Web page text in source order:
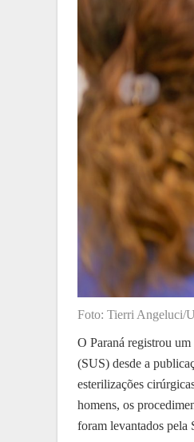
Foto: Tierri Angeluci/
O Paraná registrou
(SUS) desde a
esterilizações
homens, os
foram levantados pela